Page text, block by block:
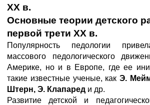
XX в.
Основные теории детского
первой трети XX в.
Популярность педологии
массового педологического
Америке, но и в Европе, где ее
такие известные ученые, как Э.
Штерн, Э. Клапаред и др.
Развитие детской и